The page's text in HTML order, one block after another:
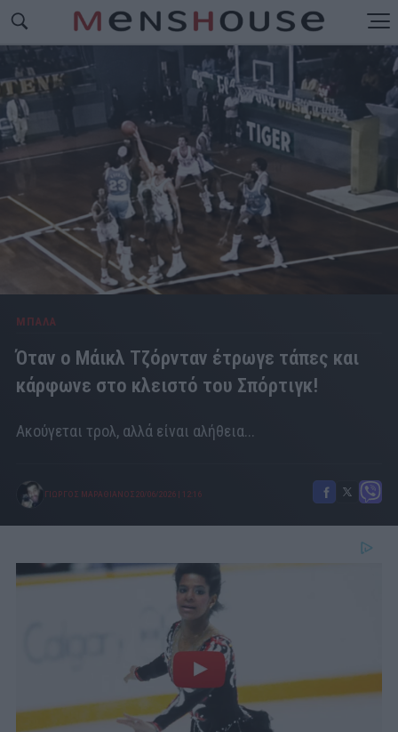
ΜΠΑΛΑ
Όταν ο Μάικλ Τζόρνταν έτρωγε τάπες και
κάρφωνε στο κλειστό του Σπόρτιγκ!
Ακούγεται τρολ, αλλά είναι αλήθεια...
ΓΙΩΡΓΟΣ ΜΑΡΑΘΙΑΝΟΣ 20/06/2026 12:16